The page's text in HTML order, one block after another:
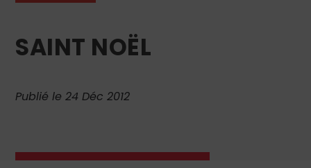
SAINT NOËL
Publié le 24 Déc 2012